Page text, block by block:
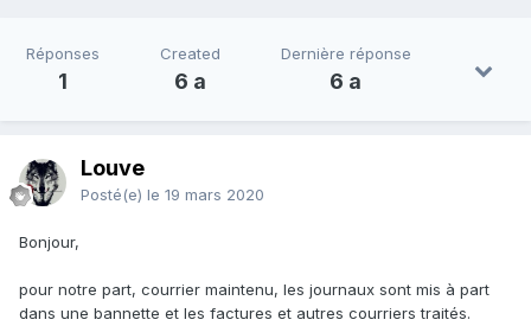
Réponses
1
Created
6 a
Dernière réponse
6 a
Louve
Posté(e) le 19 mars 2020
Bonjour,
pour notre part, courrier maintenu, les journaux sont mis à part
dans une bannette et les factures et autres courriers traités.